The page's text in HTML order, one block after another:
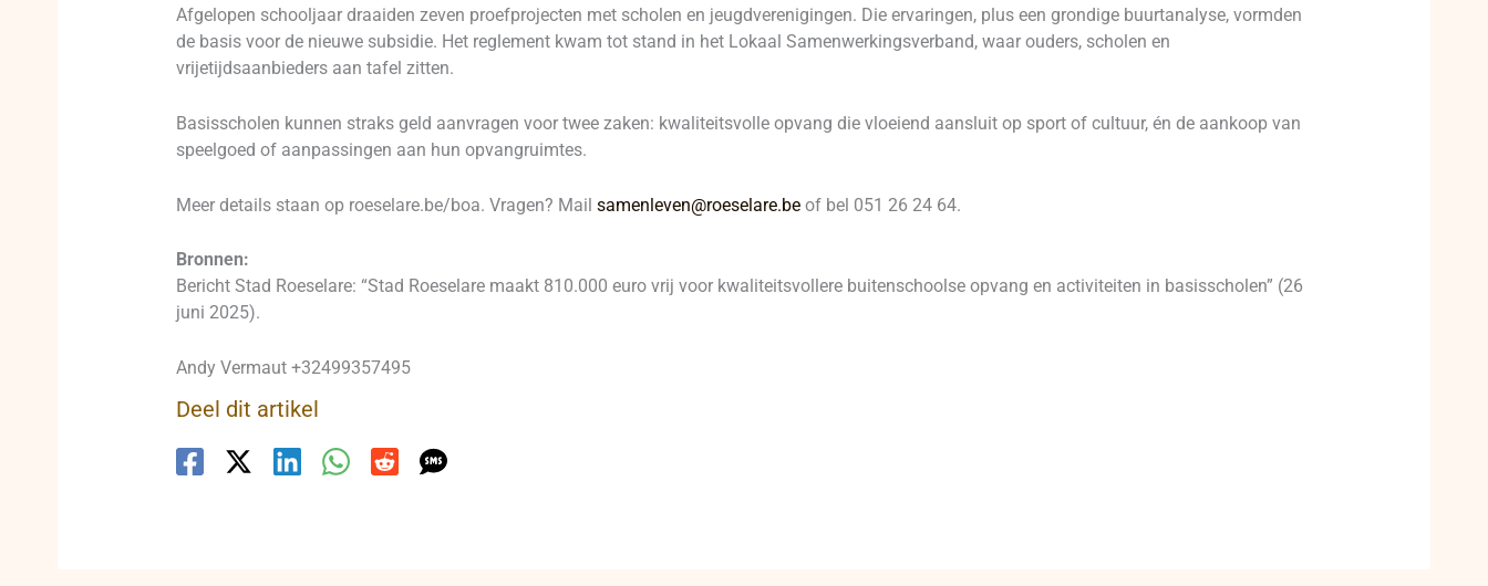
Afgelopen schooljaar draaiden zeven proefprojecten met scholen en jeugdverenigingen. Die ervaringen, plus een grondige buurtanalyse, vormden
de basis voor de nieuwe subsidie. Het reglement kwam tot stand in het Lokaal Samenwerkingsverband, waar ouders, scholen en
vrijetijdsaanbieders aan tafel zitten.
Basisscholen kunnen straks geld aanvragen voor twee zaken: kwaliteitsvolle opvang die vloeiend aansluit op sport of cultuur, én de aankoop van
speelgoed of aanpassingen aan hun opvangruimtes.
Meer details staan op roeselare.be/boa. Vragen? Mail samenleven@roeselare.beof bel 051 26 24 64.
Bronnen:
Bericht Stad Roeselare: “Stad Roeselare maakt 810.000 euro vrij voor kwaliteitsvollere buitenschoolse opvang en activiteiten in basisscholen” (26
juni 2025).
Andy Vermaut +32499357495
Deel dit artikel